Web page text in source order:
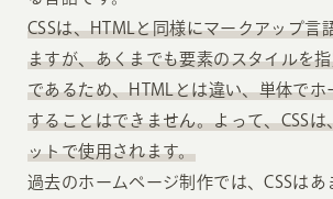
CSSは、HTMLと同様にマークアップ言
ますが、あくまでも要素のスタイルを
であるため、HTMLとは違い、単体でホ
することはできません。よって、CSS
ットで使用されます。
過去のホームページ制作では、CSSは